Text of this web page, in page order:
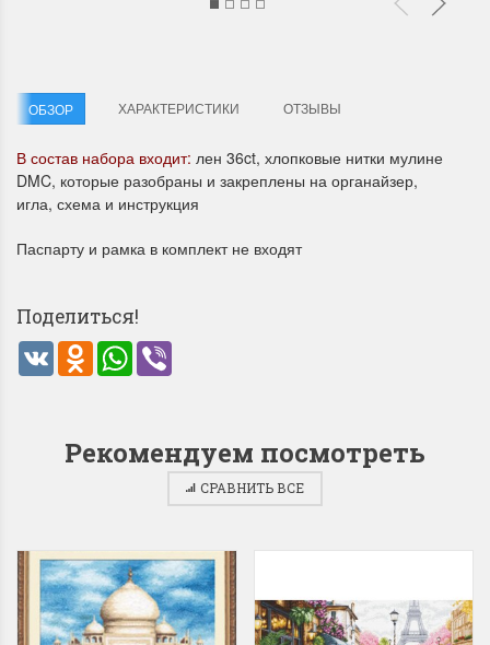
Летние Скидки
!! СКИДКА 20% ‼️ с 1 до 3 июня в
ПОДРОБНЕЕ
Анастасия Туманова
ПОДРОБНЕЕ
ОБЗОР ХАРАКТЕРИСТИКИ ОТЗЫВЫ
В состав набора входит: лен 36ct, хлопковые нитки мулине
DMC, которые разобраны и закреплены на органайзер,
игла, схема и инструкция
Паспарту и рамка в комплект не входят
Поделиться!
VK Odnoklassniki
WhatsApp
Рекомендуем посмотреть
СРАВНИТЬ ВСЕ